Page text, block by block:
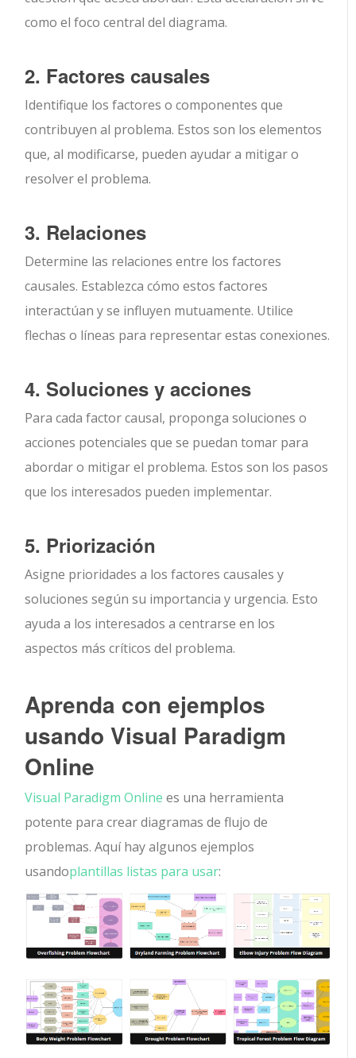
como el foco central del diagrama.
2. Factores causales
Identifique los factores o componentes que
contribuyen al problema. Estos son los elementos
que, al modificarse, pueden ayudar a mitigar o
resolver el problema.
3. Relaciones
Determine las relaciones entre los factores
causales. Establezca cómo estos factores
interactúan y se influyen mutuamente. Utilice
flechas o líneas para representar estas conexiones.
4. Soluciones y acciones
Para cada factor causal, proponga soluciones o
acciones potenciales que se puedan tomar para
abordar o mitigar el problema. Estos son los pasos
que los interesados pueden implementar.
5. Priorización
Asigne prioridades a los factores causales y
soluciones según su importancia y urgencia. Esto
ayuda a los interesados a centrarse en los
aspectos más críticos del problema.
Aprenda con ejemplos
usando Visual Paradigm
Online
Visual Paradigm Online es una herramienta
potente para crear diagramas de flujo de
problemas. Aquí hay algunos ejemplos
usandoplantillas listas para usar: